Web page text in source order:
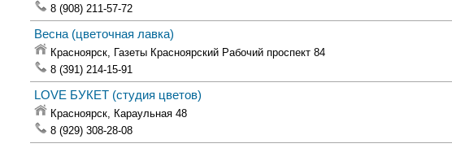
8 (908) 211-57-72
Весна (цветочная лавка)
Красноярск, Газеты Красноярский Рабочий проспект 84
8 (391) 214-15-91
LOVE БУКЕТ (студия цветов)
Красноярск, Караульная 48
8 (929) 308-28-08